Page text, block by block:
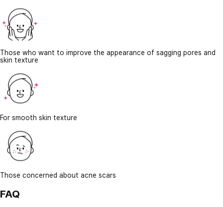
Those who want to improve the appearance of sagging pores and
skin texture
For smooth skin texture
Those concerned about acne scars
FAQ